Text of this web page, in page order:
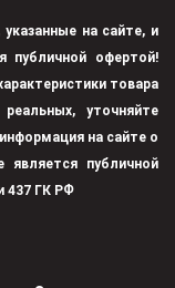
на сайте, и
публичной офертой!
товара
уточняйте
на сайте о
является публичной
437 ГК РФ